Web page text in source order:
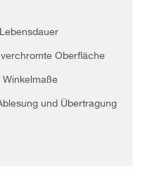
Oberfläche
Winkelmaße
und Übertragung